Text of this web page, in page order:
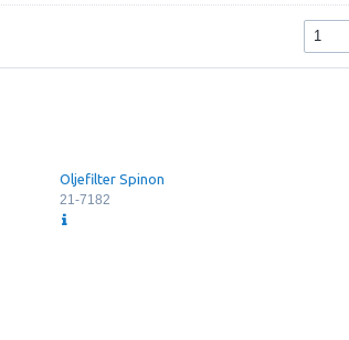
Oljefilter Spinon
21-7182